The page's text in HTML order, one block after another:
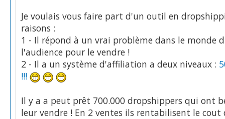
Je voulais vous faire part d'un outil en
raisons :
1 - Il répond à un vrai problème dans le
l'audience pour le vendre !
2 - Il a un système d'affiliation a deux niveaux :
!!!
Il y a a peut prêt 700.000 dropshippers qui ont
leur vendre ! En 2 ventes ils rentabilisent le